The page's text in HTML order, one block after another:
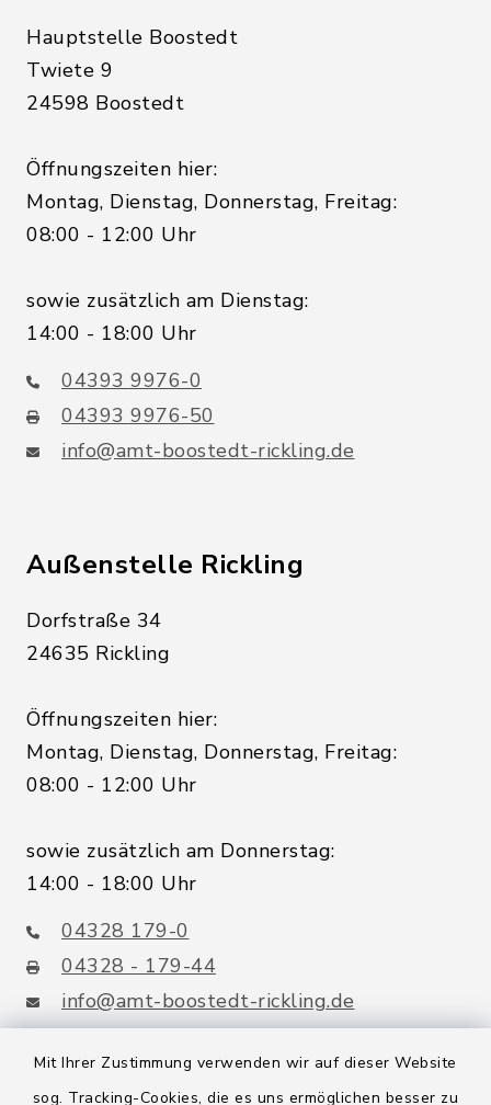
Mit Ihrer Zustimmung verwenden wir auf dieser Website
sog. Tracking-Cookies, die es uns ermöglichen besser zu
Hauptstelle Boostedt
Twiete 9
24598 Boostedt
Öffnungszeiten hier:
Montag, Dienstag, Donnerstag, Freitag:
08:00 - 12:00 Uhr
sowie zusätzlich am Dienstag:
14:00 - 18:00 Uhr
04393 9976-0
04393 9976-50
info@amt-boostedt-rickling.de
Außenstelle Rickling
Dorfstraße 34
24635 Rickling
Öffnungszeiten hier:
Montag, Dienstag, Donnerstag, Freitag:
08:00 - 12:00 Uhr
sowie zusätzlich am Donnerstag:
14:00 - 18:00 Uhr
04328 179-0
04328 - 179-44
info@amt-boostedt-rickling.de